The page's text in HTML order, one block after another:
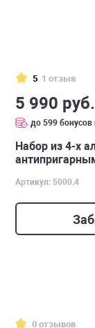
5 1 отзыв
5 990 руб.
до 599 бонусов
Набор из 4-х
Артикул: 5000.4
0 отзывов